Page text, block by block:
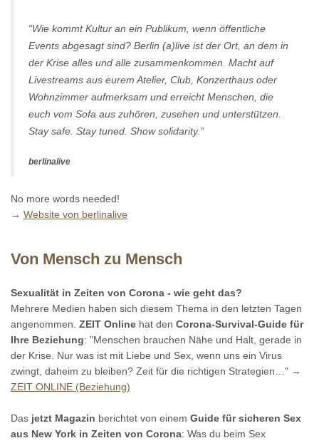
“Wie kommt Kultur an ein Publikum, wenn öffentliche
Events abgesagt sind? Berlin (a)live ist der Ort, an dem in
der Krise alles und alle zusammenkommen. Macht auf
Livestreams aus eurem Atelier, Club, Konzerthaus oder
Wohnzimmer aufmerksam und erreicht Menschen, die
euch vom Sofa aus zuhören, zusehen und unterstützen.
Stay safe. Stay tuned. Show solidarity.”
berlinalive
No more words needed!
→ Website von berlinalive
Von Mensch zu Mensch
Sexualität in Zeiten von Corona - wie geht das?
Mehrere Medien haben sich diesem Thema in den letzten Tagen
angenommen. ZEIT Online hat den Corona-Survival-Guide für
Ihre Beziehung: "Menschen brauchen Nähe und Halt, gerade in
der Krise. Nur was ist mit Liebe und Sex, wenn uns ein Virus
zwingt, daheim zu bleiben? Zeit für die richtigen Strategien…" →
ZEIT ONLINE (Beziehung)
Das jetzt Magazin berichtet von einem Guide für sicheren Sex
aus New York in Zeiten von Corona: Was du beim Sex